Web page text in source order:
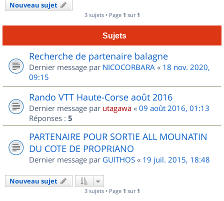
Nouveau sujet
3 sujets • Page 1 sur 1
Sujets
Recherche de partenaire balagne
Dernier message par NICOCORBARA « 18 nov. 2020,
09:15
Rando VTT Haute-Corse août 2016
Dernier message par utagawa « 09 août 2016, 01:13
Réponses : 5
PARTENAIRE POUR SORTIE ALL MOUNATIN
DU COTE DE PROPRIANO
Dernier message par GUITHOS « 19 juil. 2015, 18:48
Nouveau sujet
3 sujets • Page 1 sur 1